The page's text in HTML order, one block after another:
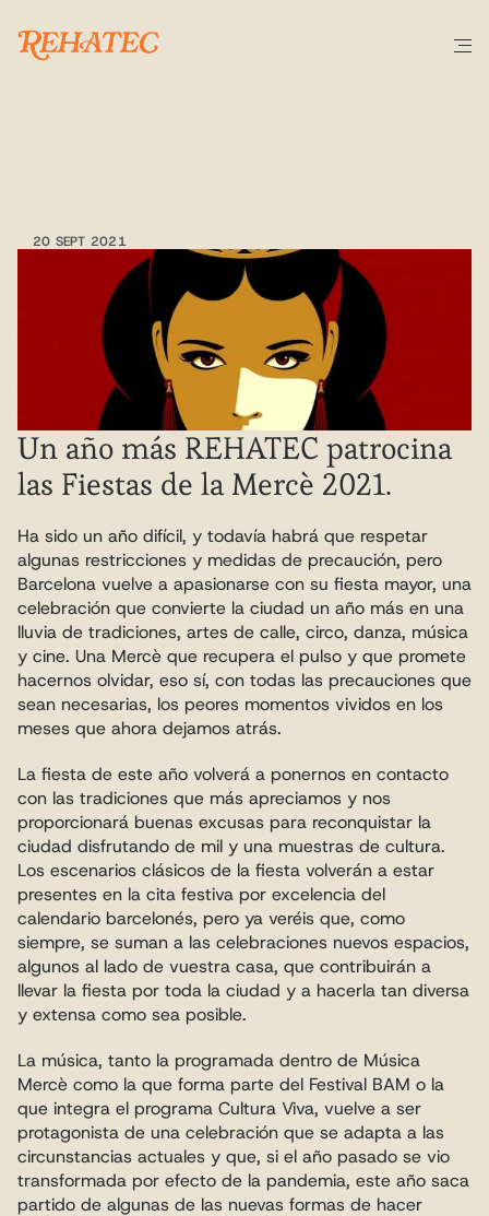
20 SEPT 2021
Un año más REHATEC patrocina
las Fiestas de la Mercè 2021.
Ha sido un año difícil, y todavía habrá que respetar
algunas restricciones y medidas de precaución, pero
Barcelona vuelve a apasionarse con su fiesta mayor, una
celebración que convierte la ciudad un año más en una
lluvia de tradiciones, artes de calle, circo, danza, música
y cine. Una Mercè que recupera el pulso y que promete
hacernos olvidar, eso sí, con todas las precauciones que
sean necesarias, los peores momentos vividos en los
meses que ahora dejamos atrás.
La fiesta de este año volverá a ponernos en contacto
con las tradiciones que más apreciamos y nos
proporcionará buenas excusas para reconquistar la
ciudad disfrutando de mil y una muestras de cultura.
Los escenarios clásicos de la fiesta volverán a estar
presentes en la cita festiva por excelencia del
calendario barcelonés, pero ya veréis que, como
siempre, se suman a las celebraciones nuevos espacios,
algunos al lado de vuestra casa, que contribuirán a
llevar la fiesta por toda la ciudad y a hacerla tan diversa
y extensa como sea posible.
La música, tanto la programada dentro de Música
Mercè como la que forma parte del Festival BAM o la
que integra el programa Cultura Viva, vuelve a ser
protagonista de una celebración que se adapta a las
circunstancias actuales y que, si el año pasado se vio
transformada por efecto de la pandemia, este año saca
partido de algunas de las nuevas formas de hacer